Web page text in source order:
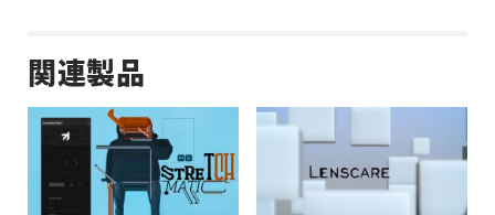
関連製品